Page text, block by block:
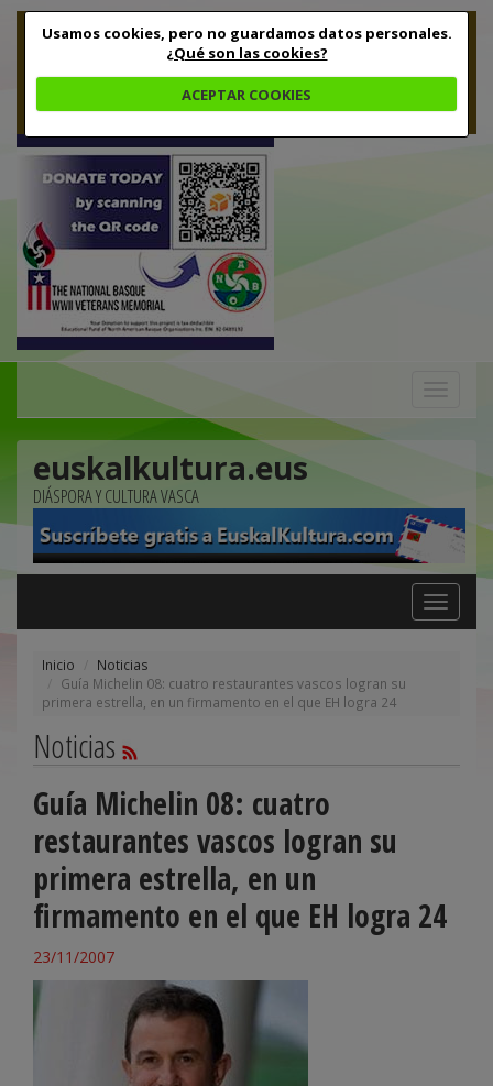
Usamos cookies, pero no guardamos datos personales.
¿Qué son las cookies?
ACEPTAR COOKIES
euskalkultura.eus
DIÁSPORA Y CULTURA VASCA
Toggle
navigation
Inicio
Noticias
Guía Michelin 08: cuatro restaurantes vascos logran su
primera estrella, en un firmamento en el que EH logra 24
Noticias
Guía Michelin 08: cuatro
restaurantes vascos logran su
primera estrella, en un
firmamento en el que EH logra 24
23/11/2007